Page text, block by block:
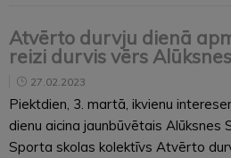
Atvērto durvju dienā
reizi durvis vērs
27.02.2023
Piektdien, 3. martā, ikvienu
dienu aicina jaunbūvētais Alūksnes
Sporta skolas kolektīvs Atvērto